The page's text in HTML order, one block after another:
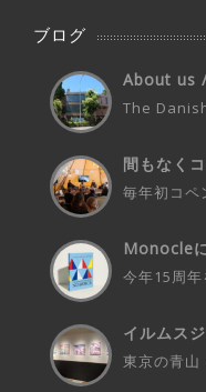
ブログ
About us /
The
間もなく
毎年初コペ
Monocle
今年15周
イルムス
の...
東京の青山